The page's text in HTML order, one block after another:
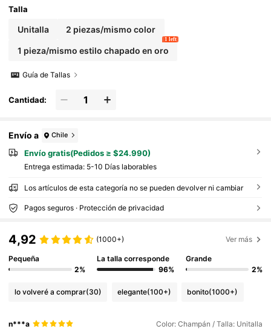
Talla
Unitalla 2 piezas/mismo color
1 pieza/mismo estilo chapado en oro
1 left
Guía de Tallas
Cantidad:
Envío a Chile
Envío gratis(Pedidos ≥ $24.990)
Entrega estimada: 5-10 Días laborables
Los artículos de esta categoría no se pueden devolver ni cambiar
Pagos seguros · Protección de privacidad
4,92 (1000+) Ver más
Pequeña
2%
La talla corresponde
96%
Grande
2%
lo volveré a comprar(30) elegante(100+) bonito(1000+)
n***a Color: Champán / Talla: Unitalla